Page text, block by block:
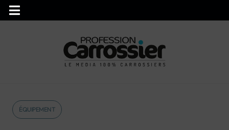
ÉQUIPEMENT